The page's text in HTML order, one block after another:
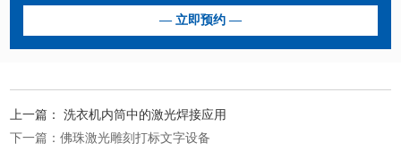
上一篇：洗衣机内筒中的激光焊接应用
下一篇：佛珠激光雕刻打标文字设备